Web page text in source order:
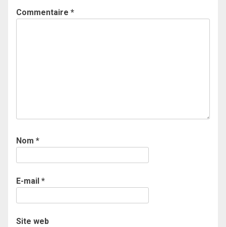
Commentaire *
Nom *
E-mail *
Site web